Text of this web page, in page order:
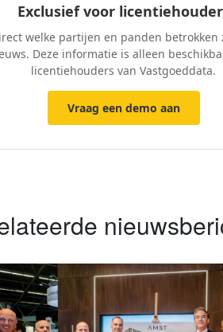
Exclusief voor
welke partijen en panden
Deze informatie is alleen
licentiehouders van Vastgoeddata.
Vraag een demo aan